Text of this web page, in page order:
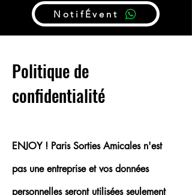
NotifÉvent
Politique de
confidentialité
ENJOY ! Paris Sorties Amicales n'est
pas une entreprise et vos données
personnelles seront utilisées seulement